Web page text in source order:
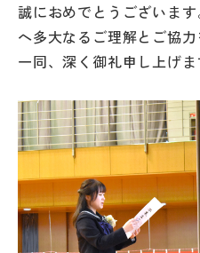
お問い合わせ
サイトマップ
運営会社
誠におめでとうございま
へ多大なるご理解とご協
一同、深く御礼申し上げま